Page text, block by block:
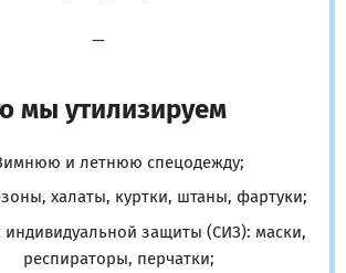
—
мы утилизируем
и летнюю спецодежду;
халаты, куртки, штаны, фартуки;
индивидуальной защиты (СИЗ): маски,
респираторы, перчатки;